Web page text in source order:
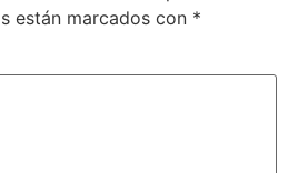
están marcados con *